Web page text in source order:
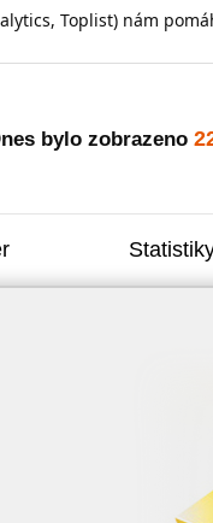
Toplist) nám
bylo zobrazeno